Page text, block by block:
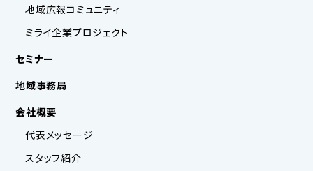
地域広報コミュニティ
ミライ企業プロジェクト
セミナー
地域事務局
会社概要
代表メッセージ
スタッフ紹介